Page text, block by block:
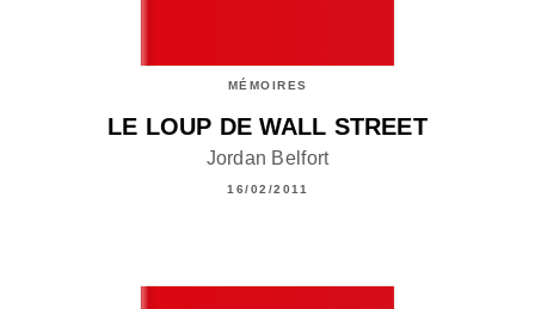
MÉMOIRES
LE LOUP DE WALL STREET
Jordan Belfort
16/02/2011